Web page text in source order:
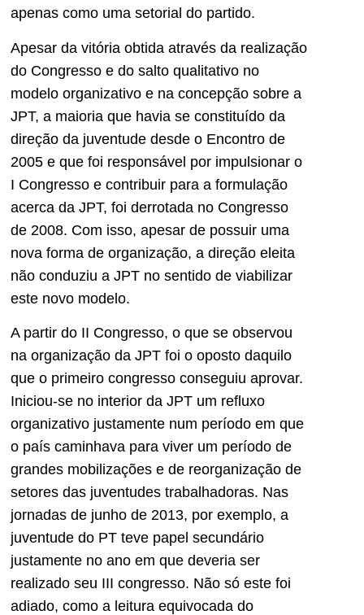
apenas como uma setorial do partido.
Apesar da vitória obtida através da realização
do Congresso e do salto qualitativo no
modelo organizativo e na concepção sobre a
JPT, a maioria que havia se constituído da
direção da juventude desde o Encontro de
2005 e que foi responsável por impulsionar o
I Congresso e contribuir para a formulação
acerca da JPT, foi derrotada no Congresso
de 2008. Com isso, apesar de possuir uma
nova forma de organização, a direção eleita
não conduziu a JPT no sentido de viabilizar
este novo modelo.
A partir do II Congresso, o que se observou
na organização da JPT foi o oposto daquilo
que o primeiro congresso conseguiu aprovar.
Iniciou-se no interior da JPT um refluxo
organizativo justamente num período em que
o país caminhava para viver um período de
grandes mobilizações e de reorganização de
setores das juventudes trabalhadoras. Nas
jornadas de junho de 2013, por exemplo, a
juventude do PT teve papel secundário
justamente no ano em que deveria ser
realizado seu III congresso. Não só este foi
adiado, como a leitura equivocada do